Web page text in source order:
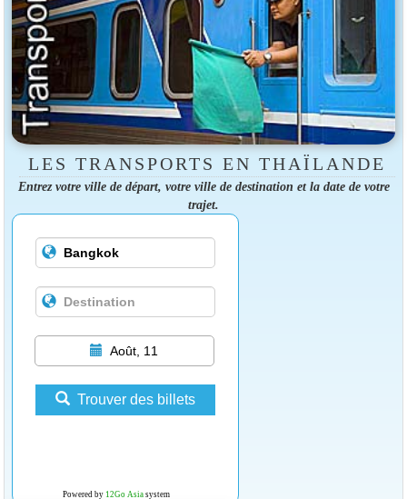
LES TRANSPORTS EN THAÏLANDE
Entrez votre ville de départ, votre ville de destination et la date de votre
trajet.
Août, 11
Trouver des billets
Powered by 12Go Asiasystem